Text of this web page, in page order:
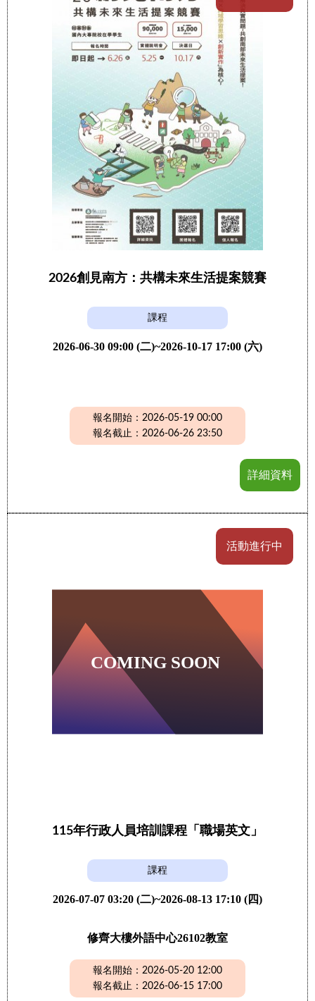
2026創見南方：共構未來生活提案競賽
課程
2026-06-30 09:00 (二)~2026-10-17 17:00 (六)
報名開始：2026-05-19 00:00
報名截止：2026-06-26 23:50
詳細資料
活動進行中
115年行政人員培訓課程「職場英文」
課程
2026-07-07 03:20 (二)~2026-08-13 17:10 (四)
修齊大樓外語中心26102教室
報名開始：2026-05-20 12:00
報名截止：2026-06-15 17:00